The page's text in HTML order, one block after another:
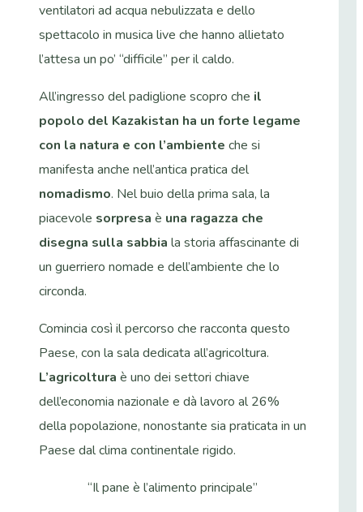
ventilatori ad acqua nebulizzata e dello
spettacolo in musica live che hanno allietato
l’attesa un po’ “difficile” per il caldo.
All’ingresso del padiglione scopro che il
popolo del Kazakistan ha un forte legame
con la natura e con l’ambiente che si
manifesta anche nell’antica pratica del
nomadismo. Nel buio della prima sala, la
piacevole sorpresa è una ragazza che
disegna sulla sabbia la storia affascinante di
un guerriero nomade e dell’ambiente che lo
circonda.
Comincia così il percorso che racconta questo
Paese, con la sala dedicata all’agricoltura.
L’agricoltura è uno dei settori chiave
dell’economia nazionale e dà lavoro al 26%
della popolazione, nonostante sia praticata in un
Paese dal clima continentale rigido.
“Il pane è l’alimento principale”